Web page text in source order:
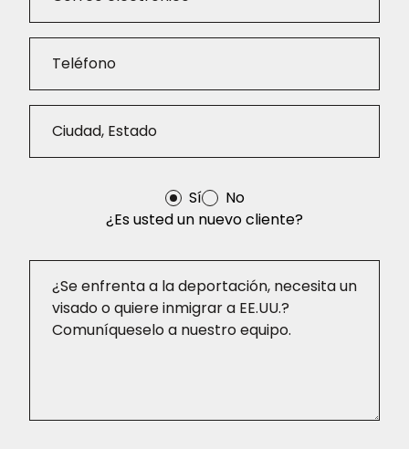
Sí
No
¿Es usted un nuevo cliente?